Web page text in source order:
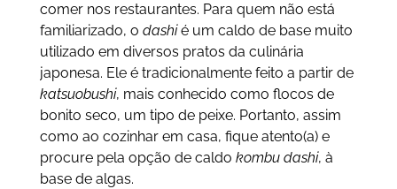
comer nos restaurantes. Para quem não está
familiarizado, o dashié um caldo de base muito
utilizado em diversos pratos da culinária
japonesa. Ele é tradicionalmente feito a partir de
katsuobushi, mais conhecido como flocos de
bonito seco, um tipo de peixe. Portanto, assim
como ao cozinhar em casa, fique atento(a) e
procure pela opção de caldo kombu dashi, à
base de algas.